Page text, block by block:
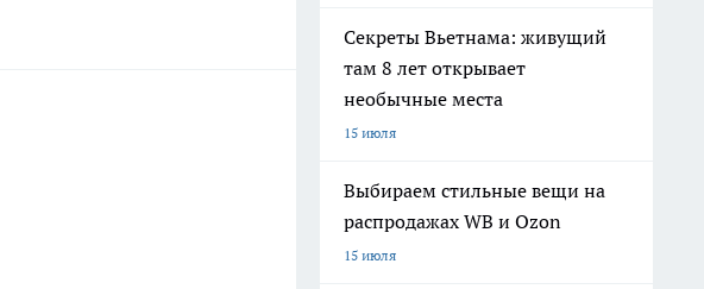
Секреты Вьетнама: живущий
там 8 лет открывает
необычные места
15 июля
Выбираем стильные вещи на
распродажах WB и Ozon
15 июля